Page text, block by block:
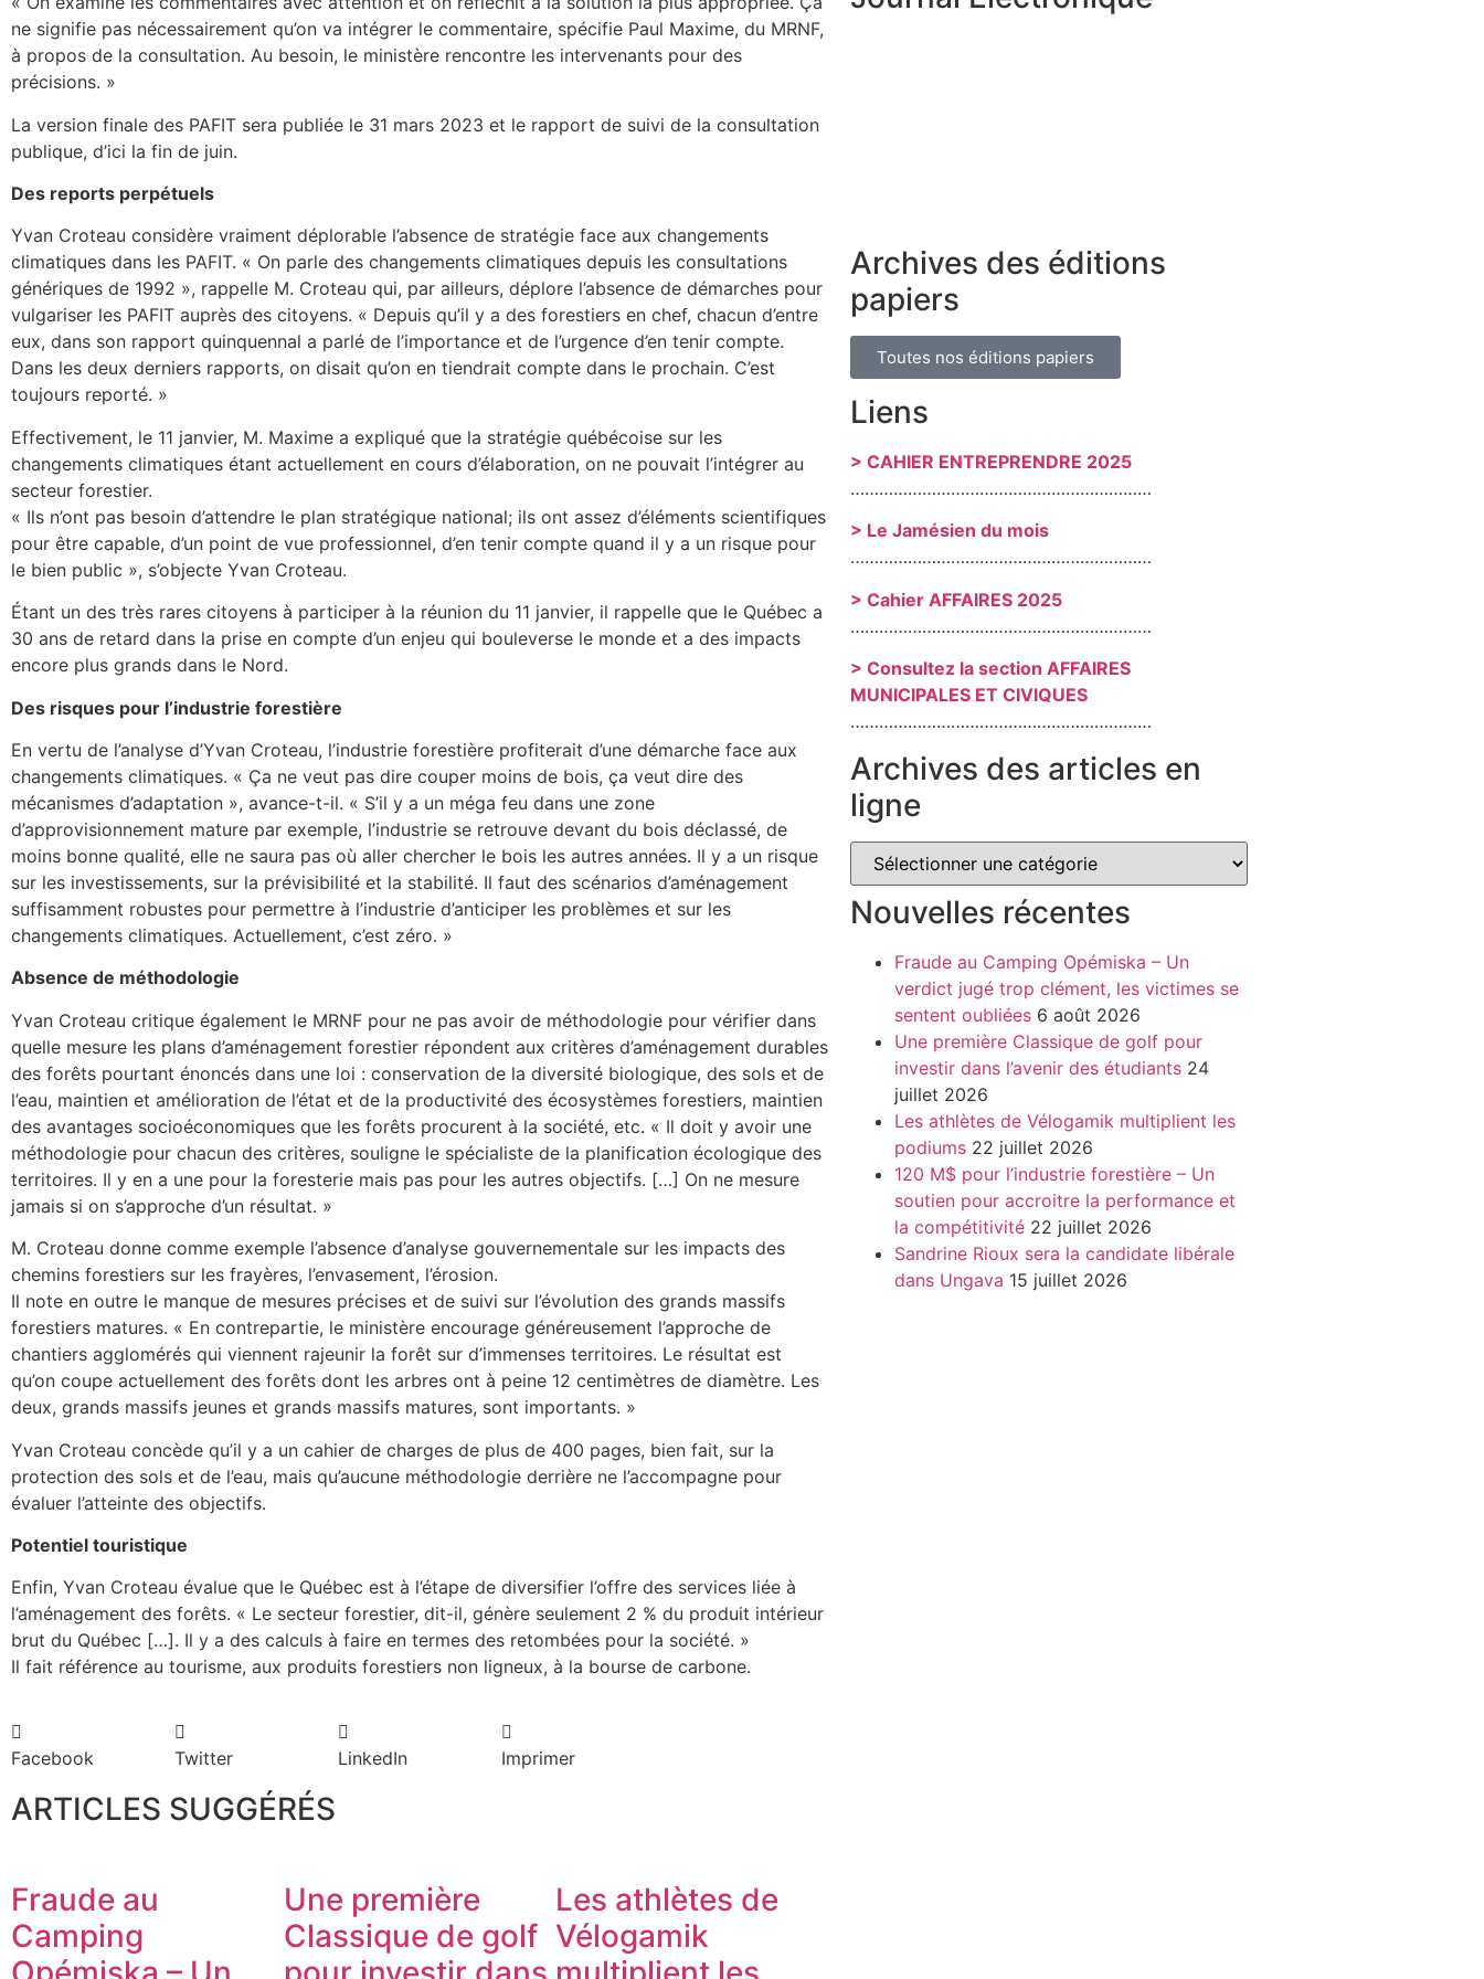
ne signifie pas nécessairement qu’on va intégrer le commentaire, spécifie Paul Maxime, du MRNF,
à propos de la consultation. Au besoin, le ministère rencontre les intervenants pour des
précisions. »
La version finale des PAFIT sera publiée le 31 mars 2023 et le rapport de suivi de la consultation
publique, d’ici la fin de juin.
Des reports perpétuels
Yvan Croteau considère vraiment déplorable l’absence de stratégie face aux changements
climatiques dans les PAFIT. « On parle des changements climatiques depuis les consultations
génériques de 1992 », rappelle M. Croteau qui, par ailleurs, déplore l’absence de démarches pour
vulgariser les PAFIT auprès des citoyens. « Depuis qu’il y a des forestiers en chef, chacun d’entre
eux, dans son rapport quinquennal a parlé de l’importance et de l’urgence d’en tenir compte.
Dans les deux derniers rapports, on disait qu’on en tiendrait compte dans le prochain. C’est
toujours reporté. »
Effectivement, le 11 janvier, M. Maxime a expliqué que la stratégie québécoise sur les
changements climatiques étant actuellement en cours d’élaboration, on ne pouvait l’intégrer au
secteur forestier.
« Ils n’ont pas besoin d’attendre le plan stratégique national; ils ont assez d’éléments scientifiques
pour être capable, d’un point de vue professionnel, d’en tenir compte quand il y a un risque pour
le bien public », s’objecte Yvan Croteau.
Étant un des très rares citoyens à participer à la réunion du 11 janvier, il rappelle que le Québec a
30 ans de retard dans la prise en compte d’un enjeu qui bouleverse le monde et a des impacts
encore plus grands dans le Nord.
Des risques pour l’industrie forestière
En vertu de l’analyse d’Yvan Croteau, l’industrie forestière profiterait d’une démarche face aux
changements climatiques. « Ça ne veut pas dire couper moins de bois, ça veut dire des
mécanismes d’adaptation », avance-t-il. « S’il y a un méga feu dans une zone
d’approvisionnement mature par exemple, l’industrie se retrouve devant du bois déclassé, de
moins bonne qualité, elle ne saura pas où aller chercher le bois les autres années. Il y a un risque
sur les investissements, sur la prévisibilité et la stabilité. Il faut des scénarios d’aménagement
suffisamment robustes pour permettre à l’industrie d’anticiper les problèmes et sur les
changements climatiques. Actuellement, c’est zéro. »
Absence de méthodologie
Yvan Croteau critique également le MRNF pour ne pas avoir de méthodologie pour vérifier dans
quelle mesure les plans d’aménagement forestier répondent aux critères d’aménagement durables
des forêts pourtant énoncés dans une loi : conservation de la diversité biologique, des sols et de
l’eau, maintien et amélioration de l’état et de la productivité des écosystèmes forestiers, maintien
des avantages socioéconomiques que les forêts procurent à la société, etc. « Il doit y avoir une
méthodologie pour chacun des critères, souligne le spécialiste de la planification écologique des
territoires. Il y en a une pour la foresterie mais pas pour les autres objectifs. […] On ne mesure
jamais si on s’approche d’un résultat. »
M. Croteau donne comme exemple l’absence d’analyse gouvernementale sur les impacts des
chemins forestiers sur les frayères, l’envasement, l’érosion.
Il note en outre le manque de mesures précises et de suivi sur l’évolution des grands massifs
forestiers matures. « En contrepartie, le ministère encourage généreusement l’approche de
chantiers agglomérés qui viennent rajeunir la forêt sur d’immenses territoires. Le résultat est
qu’on coupe actuellement des forêts dont les arbres ont à peine 12 centimètres de diamètre. Les
deux, grands massifs jeunes et grands massifs matures, sont importants. »
Yvan Croteau concède qu’il y a un cahier de charges de plus de 400 pages, bien fait, sur la
protection des sols et de l’eau, mais qu’aucune méthodologie derrière ne l’accompagne pour
évaluer l’atteinte des objectifs.
Potentiel touristique
Enfin, Yvan Croteau évalue que le Québec est à l’étape de diversifier l’offre des services liée à
l’aménagement des forêts. « Le secteur forestier, dit-il, génère seulement 2 % du produit intérieur
brut du Québec […]. Il y a des calculs à faire en termes des retombées pour la société. »
Il fait référence au tourisme, aux produits forestiers non ligneux, à la bourse de carbone.
Facebook Twitter LinkedIn Imprimer
ARTICLES SUGGÉRÉS
Fraude au
Camping
Une première
Classique de golf
Les athlètes de
Vélogamik
Archives des éditions
papiers
Toutes nos éditions papiers
Liens
> CAHIER ENTREPRENDRE 2025
………………………………………………………
> Le Jamésien du mois
………………………………………………………
> Cahier AFFAIRES 2025
………………………………………………………
> Consultez la section AFFAIRES
MUNICIPALES ET CIVIQUES
………………………………………………………
Archives des articles en
ligne
Nouvelles récentes
Fraude au Camping Opémiska – Un
verdict jugé trop clément, les victimes se
sentent oubliées 6 août 2026
Une première Classique de golf pour
investir dans l’avenir des étudiants 24
juillet 2026
Les athlètes de Vélogamik multiplient les
podiums 22 juillet 2026
120 M$ pour l’industrie forestière – Un
soutien pour accroitre la performance et
la compétitivité 22 juillet 2026
Sandrine Rioux sera la candidate libérale
dans Ungava 15 juillet 2026